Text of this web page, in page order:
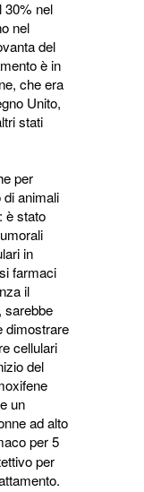
30% nel
nel
del
è in
che era
Unito,
stati
per
di animali
è stato
in
farmaci
il
sarebbe
dimostrare
cellulari
del
un
ad alto
per 5
per